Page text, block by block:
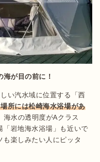
が目の前に！
い汽水域に位置する「西
所には松崎海水浴場があ
海水の透明度がAクラス
「岩地海水浴場」も近いで
楽しみたい人にピッタ